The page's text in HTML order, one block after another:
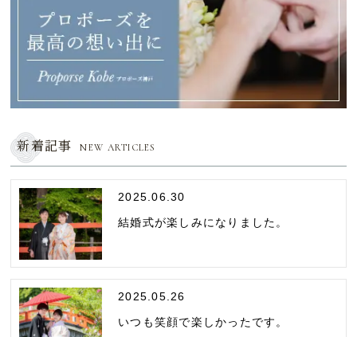
新着記事 NEW ARTICLES
2025.06.30
結婚式が楽しみになりました。
2025.05.26
いつも笑顔で楽しかったです。